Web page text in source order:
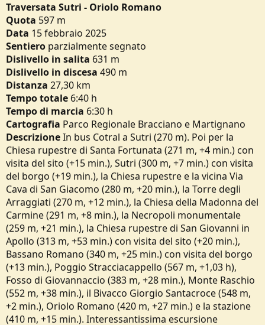
c
u
s
s
i
o
n
e
o
Traversata Sutri - Oriolo Romano
Quota 597 m
Data 15 febbraio 2025
Sentiero parzialmente segnato
Dislivello in salita 631 m
Dislivello in discesa 490 m
Distanza 27,30 km
Tempototale 6:40 h
Tempo di marcia 6:30 h
Cartografia Parco Regionale Bracciano e Martignano
DescrizioneIn bus Cotral a Sutri (270 m). Poi per la
Chiesa rupestre di Santa Fortunata (271 m, +4 min.) con
visita del sito (+15 min.), Sutri (300 m, +7 min.) con visita
del borgo (+19 min.), la Chiesa rupestre e la vicina Via
Cava di San Giacomo (280 m, +20 min.), la Torre degli
Arraggiati (270 m, +12 min.), la Chiesa della Madonna del
Carmine (291 m, +8 min.), la Necropoli monumentale
(259 m, +21 min.), la Chiesa rupestre di San Giovanni in
Apollo (313 m, +53 min.) con visita del sito (+20 min.),
Bassano Romano (340 m, +25 min.) con visita del borgo
(+13 min.), Poggio Stracciacappello (567 m, +1,03 h),
Fosso di Giovannaccio (383 m, +28 min.), Monte Raschio
(552 m, +38 min.), il Bivacco Giorgio Santacroce (548 m,
+2 min.), Oriolo Romano (420 m, +27 min.) e la stazione
(410 m, +15 min.). Interessantissima escursione